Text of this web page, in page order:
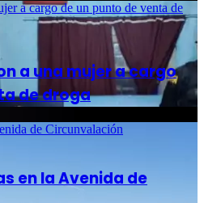
a cargo de un punto de venta de
a una mujer a cargo
de droga
de Circunvalación
en la Avenida de